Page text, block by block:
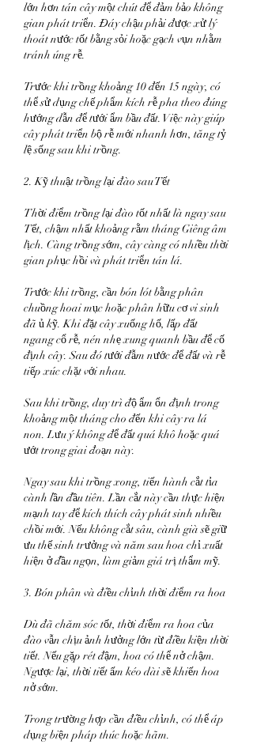
lớn hơn tán cây một chút để đảm bảo không
gian phát triển. Đáy chậu phải được xử lý
thoát nước tốt bằng sỏi hoặc gạch vụn nhằm
tránh úng rễ.
Trước khi trồng khoảng 10 đến 15 ngày, có
thể sử dụng chế phẩm kích rễ pha theo đúng
hướng dẫn để tưới ẩm bầu đất. Việc này giúp
cây phát triển bộ rễ mới nhanh hơn, tăng tỷ
lệ sống sau khi trồng.
2. Kỹ thuật trồng lại đào sau Tết
Thời điểm trồng lại đào tốt nhất là ngay sau
Tết, chậm nhất khoảng rằm tháng Giêng âm
lịch. Càng trồng sớm, cây càng có nhiều thời
gian phục hồi và phát triển tán lá.
Trước khi trồng, cần bón lót bằng phân
chuồng hoai mục hoặc phân hữu cơ vi sinh
đã ủ kỹ. Khi đặt cây xuống hố, lấp đất
ngang cổ rễ, nén nhẹ xung quanh bầu để cố
định cây. Sau đó tưới đẫm nước để đất và rễ
tiếp xúc chặt với nhau.
Sau khi trồng, duy trì độ ẩm ổn định trong
khoảng một tháng cho đến khi cây ra lá
non. Lưu ý không để đất quá khô hoặc quá
ướt trong giai đoạn này.
Ngay sau khi trồng xong, tiến hành cắt tỉa
cành lần đầu tiên. Lần cắt này cần thực hiện
mạnh tay để kích thích cây phát sinh nhiều
chồi mới. Nếu không cắt sâu, cành già sẽ giữ
ưu thế sinh trưởng và năm sau hoa chỉ xuất
hiện ở đầu ngọn, làm giảm giá trị thẩm mỹ.
3. Bón phân và điều chỉnh thời điểm ra hoa
Dù đã chăm sóc tốt, thời điểm ra hoa của
đào vẫn chịu ảnh hưởng lớn từ điều kiện thời
tiết. Nếu gặp rét đậm, hoa có thể nở chậm.
Ngược lại, thời tiết ấm kéo dài sẽ khiến hoa
nở sớm.
Trong trường hợp cần điều chỉnh, có thể áp
dụng biện pháp thúc hoặc hãm.